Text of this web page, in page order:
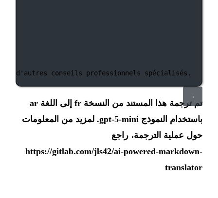
d'autres conseils professionnels spécialisés.
تم ترجمة هذا المستند من النسخة fr إلى اللغة ar
باستخدام النموذج gpt-5-mini. لمزيد من المعلومات
حول عملية الترجمة، راجع
https://gitlab.com/jls42/ai-powered-markdown-
translator